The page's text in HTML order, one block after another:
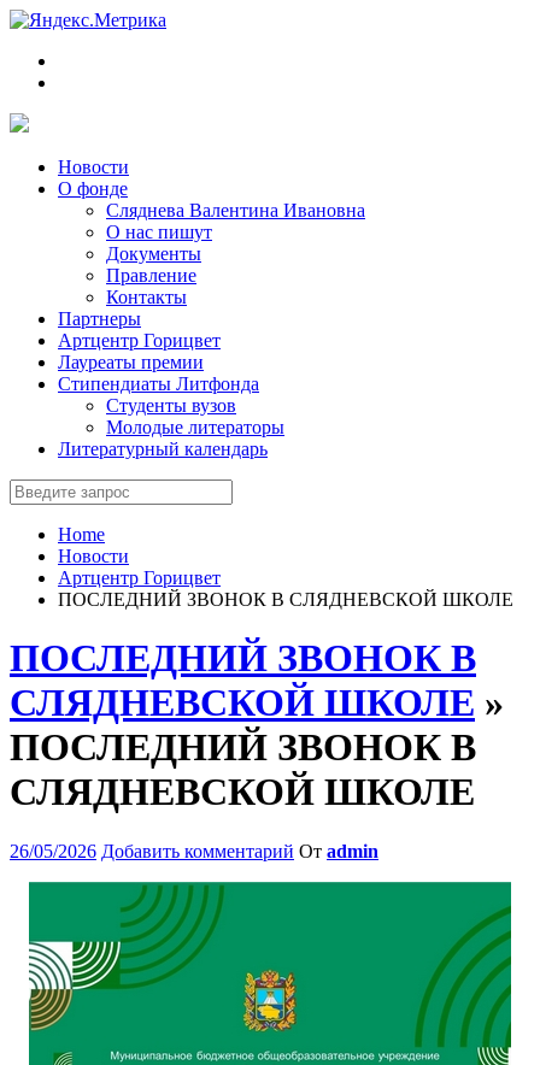
Новости
О фонде
Сляднева Валентина Ивановна
О нас пишут
Документы
Правление
Контакты
Партнеры
Артцентр Горицвет
Лауреаты премии
Стипендиаты Литфонда
Студенты вузов
Молодые литераторы
Литературный календарь
Home
Новости
Артцентр Горицвет
ПОСЛЕДНИЙ ЗВОНОК В СЛЯДНЕВСКОЙ ШКОЛЕ
ПОСЛЕДНИЙ ЗВОНОК В
СЛЯДНЕВСКОЙ ШКОЛЕ »
ПОСЛЕДНИЙ ЗВОНОК В
СЛЯДНЕВСКОЙ ШКОЛЕ
26/05/2026 Добавить комментарий От admin